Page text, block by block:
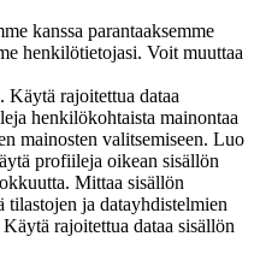
kanssa parantaaksemme
henkilötietojasi. Voit muuttaa
Käytä rajoitettua dataa
henkilökohtaista mainontaa
mainosten valitsemiseen. Luo
profiileja oikean sisällön
Mittaa sisällön
ja datayhdistelmien
rajoitettua dataa sisällön